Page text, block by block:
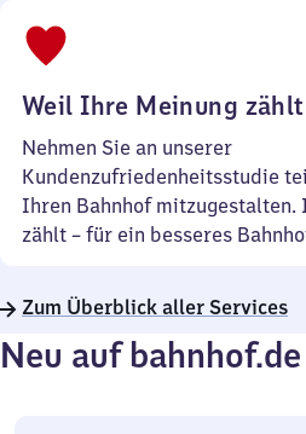
Weil Ihre Meinung
Nehmen Sie an unserer
Kundenzufriedenheitsstudie
Ihren Bahnhof mitzugestalten.
zählt – für ein besseres
Zum Überblick aller Services
Neu auf bahnhof.de